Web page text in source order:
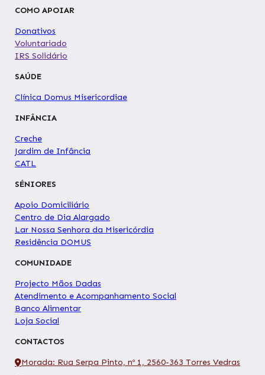
COMO APOIAR
Donativos
Voluntariado
IRS Solidário
SAÚDE
Clínica Domus Misericordiae
INFÂNCIA
Creche
Jardim de Infância
CATL
SÉNIORES
Apoio Domiciliário
Centro de Dia Alargado
Lar Nossa Senhora da Misericórdia
Residência DOMUS
COMUNIDADE
Projecto Mãos Dadas
Atendimento e Acompanhamento Social
Banco Alimentar
Loja Social
CONTACTOS
Morada: Rua Serpa Pinto, nº 1, 2560-363 Torres Vedras